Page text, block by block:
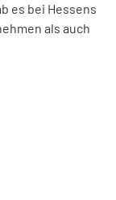
es bei Hessens
als auch